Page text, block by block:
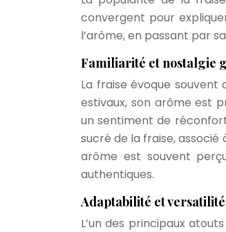
convergent pour
l’arôme, en passant par
Familiarité et nostalgie
La fraise évoque souvent
estivaux, son arôme est
un sentiment de
sucré de la fraise,
arôme est souvent
authentiques.
Adaptabilité et versatilité
L’un des principaux